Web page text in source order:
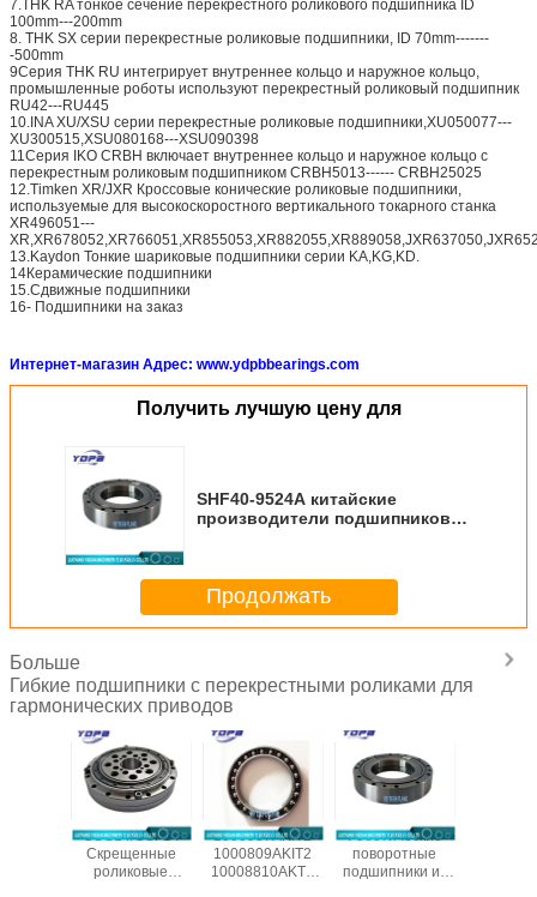
7.THK RA тонкое сечение перекрестного роликового подшипника ID
100mm---200mm
8. THK SX серии перекрестные роликовые подшипники, ID 70mm-------
-500mm
9Серия THK RU интегрирует внутреннее кольцо и наружное кольцо,
промышленные роботы используют перекрестный роликовый подшипник
RU42---RU445
10.INA XU/XSU серии перекрестные роликовые подшипники,XU050077---
XU300515,XSU080168---XSU090398
11Серия IKO CRBH включает внутреннее кольцо и наружное кольцо с
перекрестным роликовым подшипником CRBH5013------ CRBH25025
12.Timken XR/JXR Кроссовые конические роликовые подшипники,
используемые для высокоскоростного вертикального токарного станка
XR496051---
13.Kaydon Тонкие шариковые подшипники серии KA,KG,KD.
14Керамические подшипники
15.Сдвижные подшипники
16- Подшипники на заказ
Интернет-магазин Адрес: www.ydpbbearings.com
Получить лучшую цену для
SHF40-9524A китайские
производители подшипников
производитель подшипников
для гармонических редукторов
Продолжать
Больше
Гибкие подшипники с перекрестными роликами для
гармонических приводов
CSG14/CSF14
Скрещенные
роликовые
1000907AKIT2
1000809AKIT2
10008810AKT2
Роботические
поворотные
подшипники из